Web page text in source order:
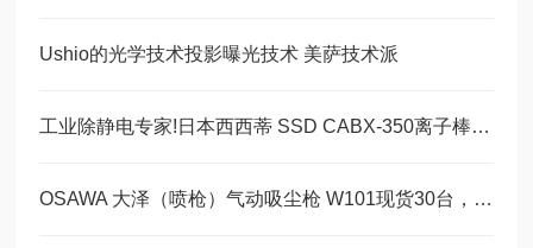
Ushio的光学技术投影曝光技术 美萨技术派
工业除静电专家!日本西西蒂 SSD CABX-350离子棒为何成刚需?
OSAWA 大泽（喷枪）气动吸尘枪 W101现货30台，美萨科技现货系列